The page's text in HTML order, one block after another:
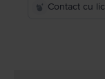
Contact cu